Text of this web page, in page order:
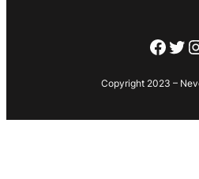
Copyright 2023 –